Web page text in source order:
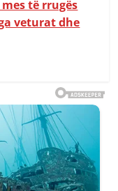
të rrugës
veturat dhe